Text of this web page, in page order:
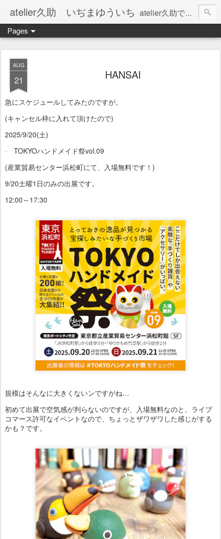
atelier久助 いぢまゆういち atelier久助では土と火から暖かなモノたちを生み出しています。 ご覧になられた方が和んで頂ければ幸いです。
Pages
AUG
21 HANSAI
急にスケジュールしてみたのですが。
(キャンセル枠に入れて頂けたので)
2025/9/20(土)
· TOKYOハンドメイド祭vol.09
(産業貿易センター浜松町にて、入場無料です！)
9/20土曜1日のみの出展です。
12:00～17:30
規模はそんなに大きくないンですがね…
初めて出展で空気感が判らないのですが、入場無料なのと、ライブ
コマース許可なイベントなので、ちょっとザワザワした感じがする
かも？です。